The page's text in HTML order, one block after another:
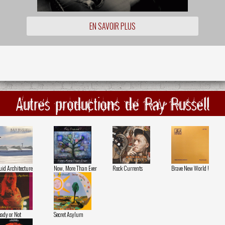
EN SAVOIR PLUS
Autres productions de Ray Russell
Architecture Now, More Than Ever Rock Currents Brave New World !
or Not Secret Asylum